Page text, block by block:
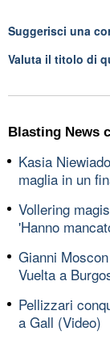
Suggerisci una
Valuta il titolo di
Blasting News
Kasia
maglia in un
Vollering
'Hanno
Gianni
Vuelta a
Pellizzari
a Gall (Video)